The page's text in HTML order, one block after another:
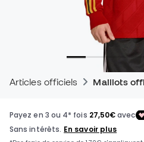
Articles officiels Maillots